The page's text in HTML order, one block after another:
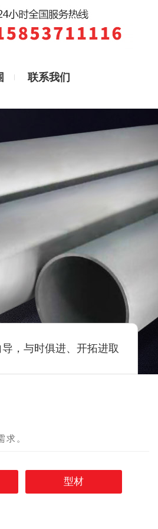
联系我们
，与时俱进、开拓进取
。
型材